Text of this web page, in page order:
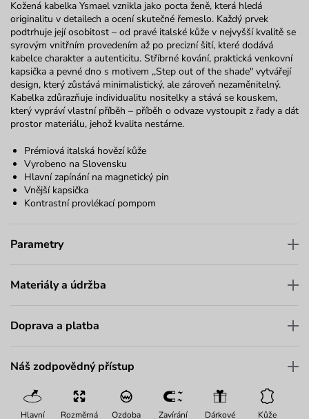
Kožená kabelka Ysmael vznikla jako pocta ženě, která hledá
originalitu v detailech a ocení skutečné řemeslo. Každý prvek
podtrhuje její osobitost – od pravé italské kůže v nejvyšší kvalitě se
syrovým vnitřním provedením až po precizní šití, které dodává
kabelce charakter a autenticitu. Stříbrné kování, praktická venkovní
kapsička a pevné dno s motivem ,,Step out of the shade" vytvářejí
design, který zůstává minimalistický, ale zároveň nezaměnitelný.
Kabelka zdůrazňuje individualitu nositelky a stává se kouskem,
který vypráví vlastní příběh – příběh o odvaze vystoupit z řady a dát
prostor materiálu, jehož kvalita nestárne.
Prémiová italská hovězí kůže
Vyrobeno na Slovensku
Hlavní zapínání na magnetický pin
Vnější kapsička
Kontrastní provlékací pompom
Parametry
Materiály a údržba
Doprava a platba
Náš zodpovědný přístup
Hlavní Rozměrná Ozdoba Zavírání Dárkové Kůže